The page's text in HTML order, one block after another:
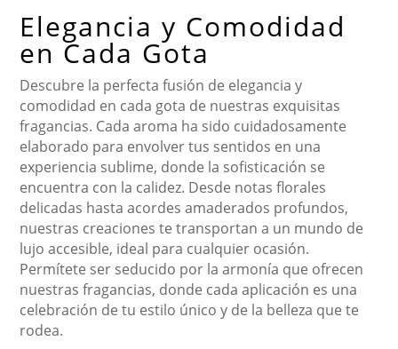
Elegancia y Comodidad
en Cada Gota
Descubre la perfecta fusión de elegancia y
comodidad en cada gota de nuestras exquisitas
fragancias. Cada aroma ha sido cuidadosamente
elaborado para envolver tus sentidos en una
experiencia sublime, donde la sofisticación se
encuentra con la calidez. Desde notas florales
delicadas hasta acordes amaderados profundos,
nuestras creaciones te transportan a un mundo de
lujo accesible, ideal para cualquier ocasión.
Permítete ser seducido por la armonía que ofrecen
nuestras fragancias, donde cada aplicación es una
celebración de tu estilo único y de la belleza que te
rodea.